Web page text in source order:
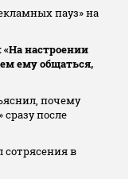
пауз» на
настроении
ему общаться,
почему
после
сотрясения в